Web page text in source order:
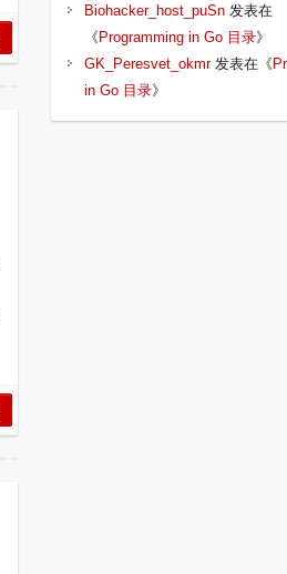
Biohacker_host_puSn发表在
《 Programming in Go 目录》
GK_Peresvet_okmr发表在《
in Go 目录》